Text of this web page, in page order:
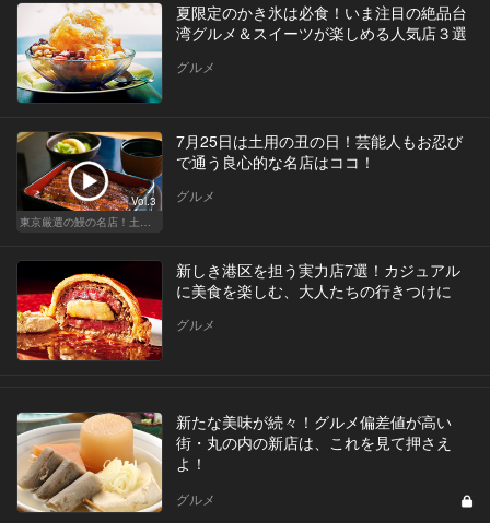
夏限定のかき氷は必食！いま注目の絶品台
湾グルメ＆スイーツが楽しめる人気店３選
グルメ
Vol.3
東京厳選の鰻の名店！土用の丑の日じゃなくても行きたい
7月25日は土用の丑の日！芸能人もお忍び
で通う良心的な名店はココ！
グルメ
新しき港区を担う実力店7選！カジュアル
に美食を楽しむ、大人たちの行きつけに
グルメ
新たな美味が続々！グルメ偏差値が高い
街・丸の内の新店は、これを見て押さえ
よ！
グルメ